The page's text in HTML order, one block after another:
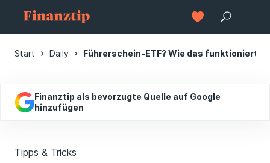
Start Daily Führerschein-ETF? Wie das funktioniert
Finanztip als bevorzugte Quelle auf Google
hinzufügen
Tipps & Tricks